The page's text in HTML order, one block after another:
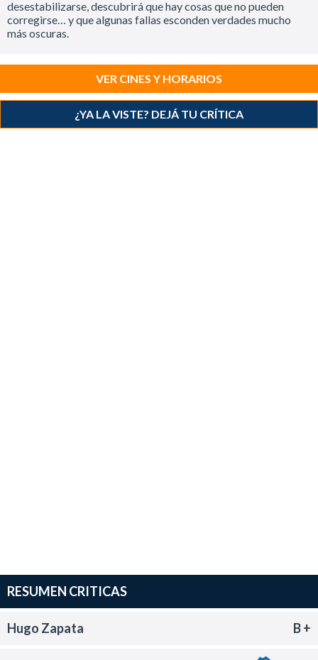
desestabilizarse, descubrirá que hay cosas que no pueden
corregirse… y que algunas fallas esconden verdades mucho
más oscuras.
VER CINES Y HORARIOS
¿YA LA VISTE? DEJÁ TU CRÍTICA
RESUMEN CRITICAS
Hugo Zapata B +